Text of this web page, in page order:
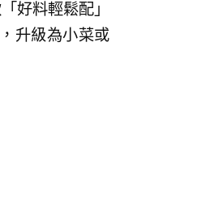
好料輕鬆配」
升級為小菜或